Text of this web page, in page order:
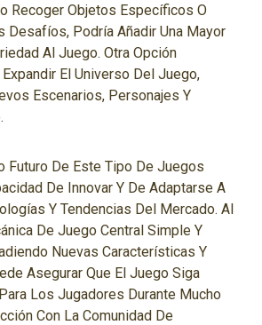
Recoger Objetos Específicos O
Desafíos, Podría Añadir Una Mayor
Al Juego. Otra Opción
El Universo Del Juego,
Escenarios, Personajes Y
Futuro De Este Tipo De Juegos
De Innovar Y De Adaptarse A
Y Tendencias Del Mercado. Al
De Juego Central Simple Y
Nuevas Características Y
Asegurar Que El Juego Siga
Los Jugadores Durante Mucho
Con La Comunidad De